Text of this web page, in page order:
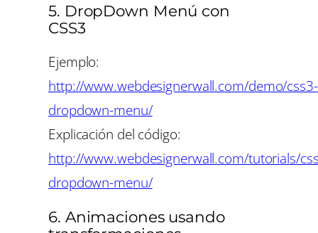
5. DropDown Menú con
CSS3
Ejemplo:
http://www.webdesignerwall.com/demo/css3-
dropdown-menu/
Explicación del código:
http://www.webdesignerwall.com/tutorials/
dropdown-menu/
6. Animaciones usando